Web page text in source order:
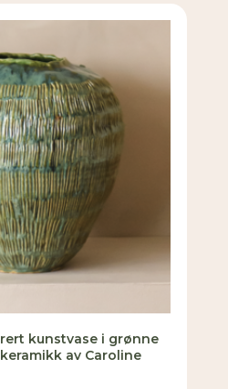
kunstvase i grønne
av Caroline